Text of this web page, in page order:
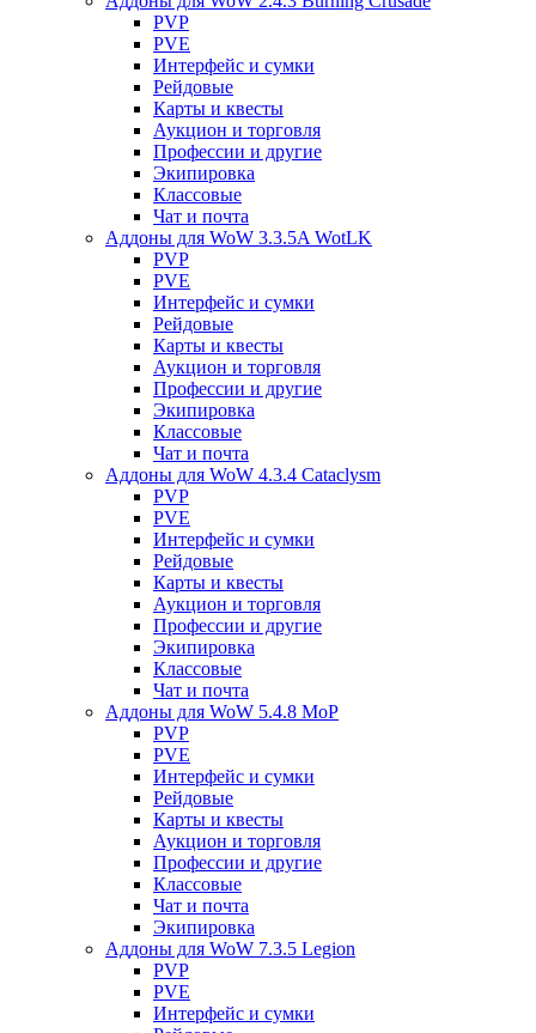
PVP
PVE
Интерфейс и сумки
Рейдовые
Карты и квесты
Аукцион и торговля
Профессии и другие
Экипировка
Классовые
Чат и почта
Аддоны для WoW 3.3.5A WotLK
PVP
PVE
Интерфейс и сумки
Рейдовые
Карты и квесты
Аукцион и торговля
Профессии и другие
Экипировка
Классовые
Чат и почта
Аддоны для WoW 4.3.4 Cataclysm
PVP
PVE
Интерфейс и сумки
Рейдовые
Карты и квесты
Аукцион и торговля
Профессии и другие
Экипировка
Классовые
Чат и почта
Аддоны для WoW 5.4.8 MoP
PVP
PVE
Интерфейс и сумки
Рейдовые
Карты и квесты
Аукцион и торговля
Профессии и другие
Классовые
Чат и почта
Экипировка
Аддоны для WoW 7.3.5 Legion
PVP
PVE
Интерфейс и сумки